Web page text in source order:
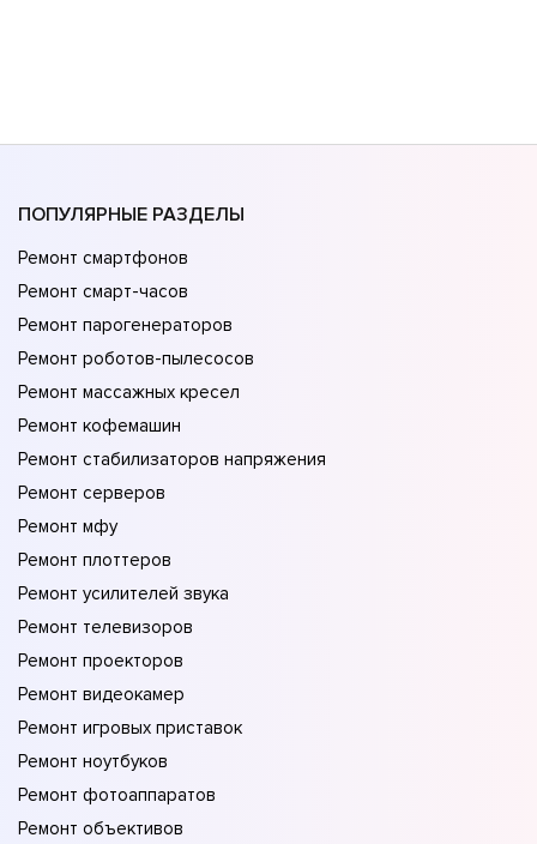
ПОПУЛЯРНЫЕ РАЗДЕЛЫ
Ремонт смартфонов
Ремонт смарт-часов
Ремонт парогенераторов
Ремонт роботов-пылесосов
Ремонт массажных кресел
Ремонт кофемашин
Ремонт стабилизаторов напряжения
Ремонт серверов
Ремонт мфу
Ремонт плоттеров
Ремонт усилителей звука
Ремонт телевизоров
Ремонт проекторов
Ремонт видеокамер
Ремонт игровых приставок
Ремонт ноутбуков
Ремонт фотоаппаратов
Ремонт объективов